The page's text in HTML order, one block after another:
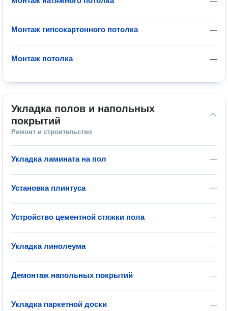
—
Монтаж гипсокартонного потолка
—
Монтаж потолка
Укладка полов и напольных
покрытий
Ремонт и строительство
—
Укладка ламината на пол
—
Установка плинтуса
—
Устройство цементной стяжки пола
—
Укладка линолеума
—
Демонтаж напольных покрытий
—
Укладка паркетной доски